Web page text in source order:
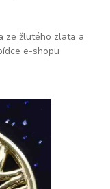
ze žlutého zlata a
e-shopu